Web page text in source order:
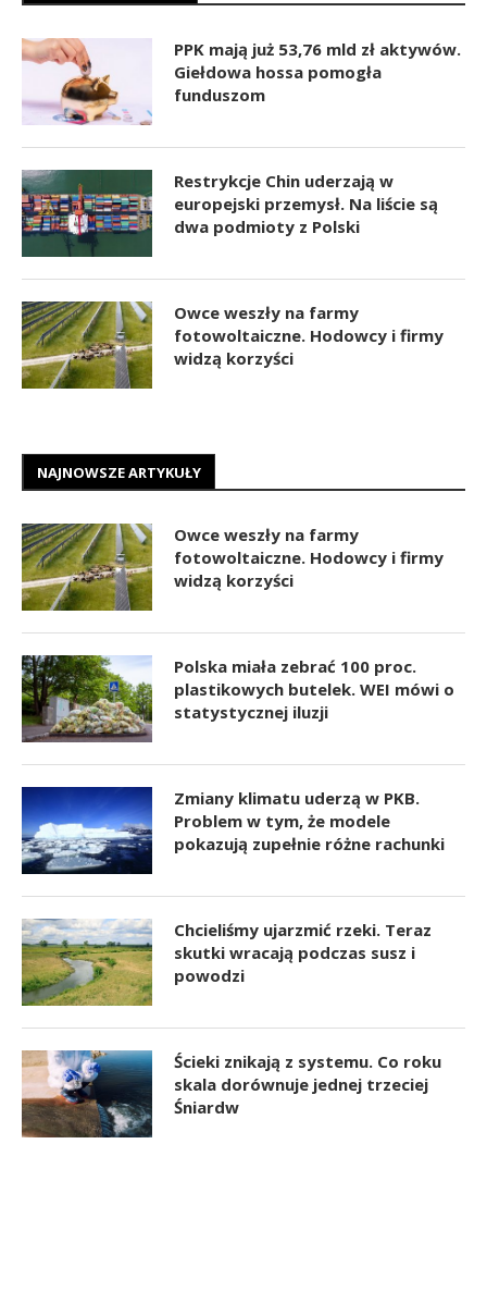
PPK mają już 53,76 mld zł aktywów.
Giełdowa hossa pomogła
funduszom
Restrykcje Chin uderzają w
europejski przemysł. Na liście są
dwa podmioty z Polski
Owce weszły na farmy
fotowoltaiczne. Hodowcy i firmy
widzą korzyści
NAJNOWSZE ARTYKUŁY
Owce weszły na farmy
fotowoltaiczne. Hodowcy i firmy
widzą korzyści
Polska miała zebrać 100 proc.
plastikowych butelek. WEI mówi o
statystycznej iluzji
Zmiany klimatu uderzą w PKB.
Problem w tym, że modele
pokazują zupełnie różne rachunki
Chcieliśmy ujarzmić rzeki. Teraz
skutki wracają podczas susz i
powodzi
Ścieki znikają z systemu. Co roku
skala dorównuje jednej trzeciej
Śniardw